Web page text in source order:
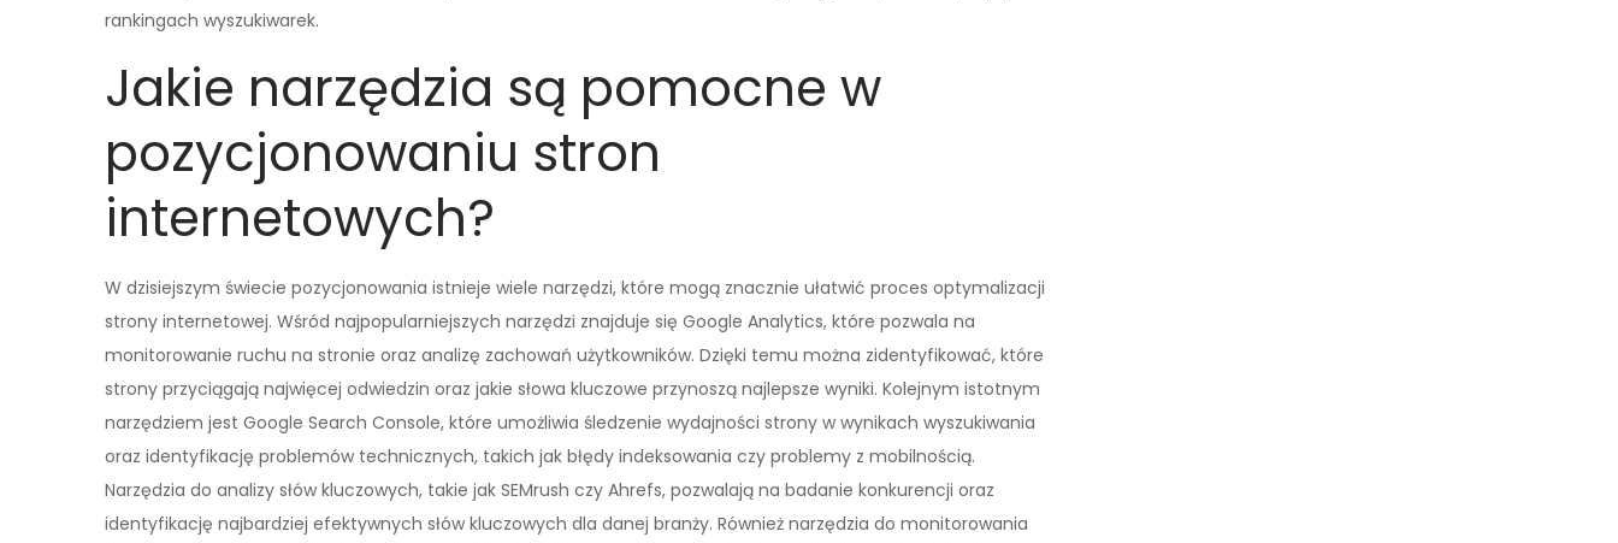
rankingach wyszukiwarek.
Jakie narzędzia są pomocne w
pozycjonowaniu stron
internetowych?
W dzisiejszym świecie pozycjonowania istnieje wiele narzędzi, które mogą znacznie ułatwić proces optymalizacji
strony internetowej. Wśród najpopularniejszych narzędzi znajduje się Google Analytics, które pozwala na
monitorowanie ruchu na stronie oraz analizę zachowań użytkowników. Dzięki temu można zidentyfikować, które
strony przyciągają najwięcej odwiedzin oraz jakie słowa kluczowe przynoszą najlepsze wyniki. Kolejnym istotnym
narzędziem jest Google Search Console, które umożliwia śledzenie wydajności strony w wynikach wyszukiwania
oraz identyfikację problemów technicznych, takich jak błędy indeksowania czy problemy z mobilnością.
Narzędzia do analizy słów kluczowych, takie jak SEMrush czy Ahrefs, pozwalają na badanie konkurencji oraz
identyfikację najbardziej efektywnych słów kluczowych dla danej branży. Również narzędzia do monitorowania